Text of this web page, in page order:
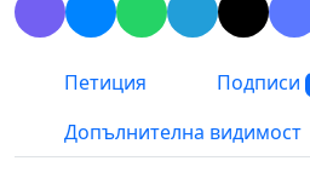
Петиция Подписи
Допълнителна видимост